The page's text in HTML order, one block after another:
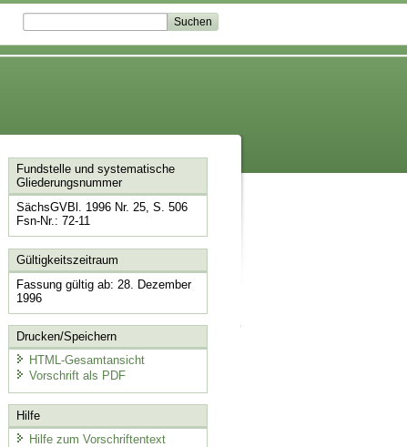
Fundstelle und systematische
Gliederungsnummer
SächsGVBl. 1996 Nr. 25, S. 506
Fsn-Nr.: 72-11
Gültigkeitszeitraum
Fassung gültig ab: 28. Dezember
1996
Drucken/Speichern
HTML-Gesamtansicht
Vorschrift als PDF
Hilfe
Hilfe zum Vorschriftentext